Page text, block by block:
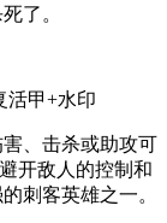
了。
活甲+水印
、击杀或助攻可
开敌人的控制和
刺客英雄之一。